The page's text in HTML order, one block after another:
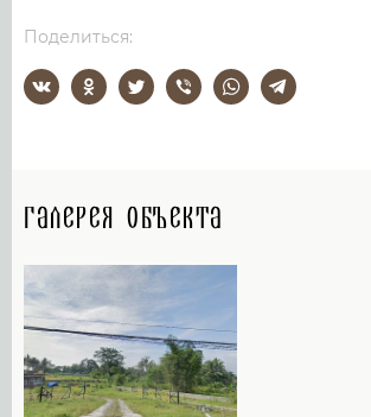
Поделиться:
Галерея объекта